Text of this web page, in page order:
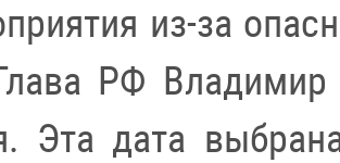
из-за
РФ
Эта дата